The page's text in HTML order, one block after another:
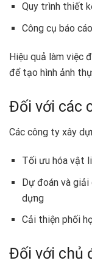
Quy trình thiết
Công cụ báo
Hiệu quả làm việc
để tạo hình ảnh
Đối với các
Các công ty xây
Tối ưu hóa vật
Dự đoán và
dựng
Cải thiện phối
Đối với chủ